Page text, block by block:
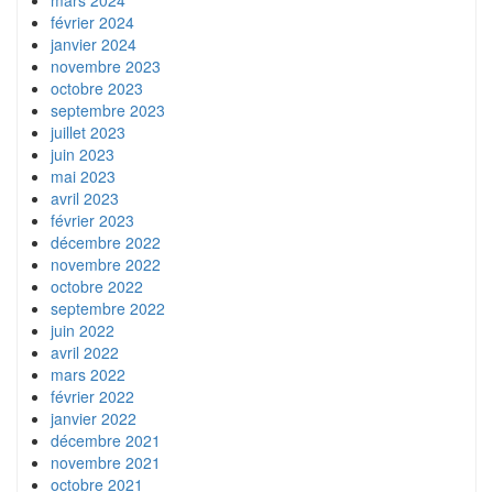
février 2024
janvier 2024
novembre 2023
octobre 2023
septembre 2023
juillet 2023
juin 2023
mai 2023
avril 2023
février 2023
décembre 2022
novembre 2022
octobre 2022
septembre 2022
juin 2022
avril 2022
mars 2022
février 2022
janvier 2022
décembre 2021
novembre 2021
octobre 2021